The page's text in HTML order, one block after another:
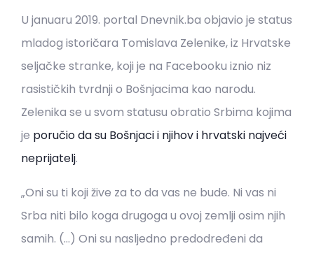
U januaru 2019. portal Dnevnik.ba objavio je status
mladog istoričara Tomislava Zelenike, iz Hrvatske
seljačke stranke, koji je na Facebooku iznio niz
rasističkih tvrdnji o Bošnjacima kao narodu.
Zelenika se u svom statusu obratio Srbima kojima
je poručio da su Bošnjaci i njihov i hrvatski najveći
neprijatelj.
„Oni su ti koji žive za to da vas ne bude. Ni vas ni
Srba niti bilo koga drugoga u ovoj zemlji osim njih
samih. (…) Oni su nasljedno predodređeni da